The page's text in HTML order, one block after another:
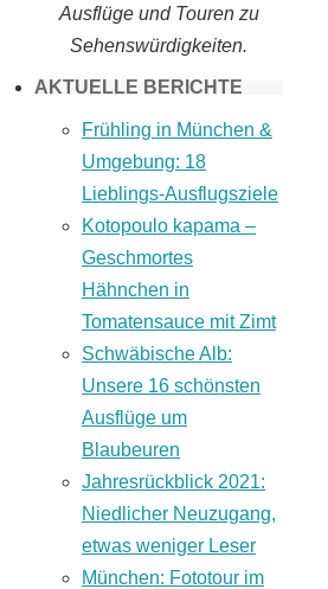
Ausflüge und Touren zu
Sehenswürdigkeiten.
AKTUELLE BERICHTE
Frühling in München &
Umgebung: 18
Lieblings-Ausflugsziele
Kotopoulo kapama –
Geschmortes
Hähnchen in
Tomatensauce mit Zimt
Schwäbische Alb:
Unsere 16 schönsten
Ausflüge um
Blaubeuren
Jahresrückblick 2021:
Niedlicher Neuzugang,
etwas weniger Leser
München: Fototour im